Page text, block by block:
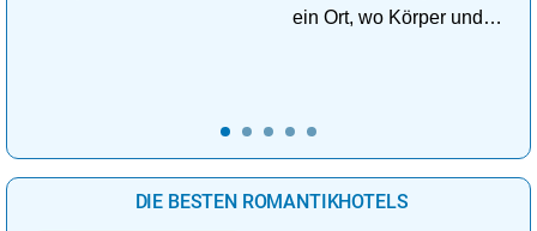
ein Ort, wo Körper und
DIE BESTEN ROMANTIKHOTELS